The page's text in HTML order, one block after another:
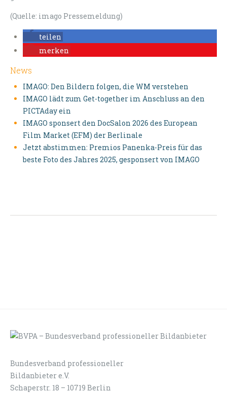
(Quelle: imago Pressemeldung)
teilen
merken
News
IMAGO: Den Bildern folgen, die WM verstehen
IMAGO lädt zum Get-together im Anschluss an den
PICTAday ein
IMAGO sponsert den DocSalon 2026 des European
Film Market (EFM) der Berlinale
Jetzt abstimmen: Premios Panenka-Preis für das
beste Foto des Jahres 2025, gesponsert von IMAGO
Bundesverband professioneller
Bildanbieter e.V.
Schaperstr. 18 – 10719 Berlin